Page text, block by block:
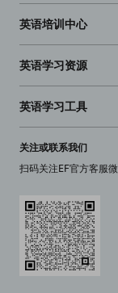
英语培训中心
英语学习资源
英语学习工具
关注或联系我们
扫码关注EF官方客服